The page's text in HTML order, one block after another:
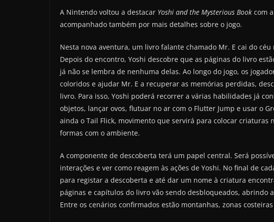
A Nintendo voltou a destacar Yoshi and the Mysterious Book com
acompanhado também por mais detalhes sobre o jogo.
Nesta nova aventura, um livro falante chamado Mr. E cai do
Depois do encontro, Yoshi descobre que as páginas do livro
já não se lembra de nenhuma delas. Ao longo do jogo, os
coloridos e ajudar Mr. E a recuperar as memórias perdidas,
livro. Para isso, Yoshi poderá recorrer a várias habilidades já
objetos, lançar ovos, flutuar no ar com o Flutter Jump e usar o
ainda o Tail Flick, movimento que servirá para colocar criaturas
formas com o ambiente.
A componente de descoberta terá um papel central. Será
interações e ver como reagem às ações de Yoshi. No final de
para registar a descoberta e até dar um nome à criatura
páginas e capítulos do livro vão sendo desbloqueados, abrindo
Entre os cenários confirmados estão montanhas, zonas costeiras